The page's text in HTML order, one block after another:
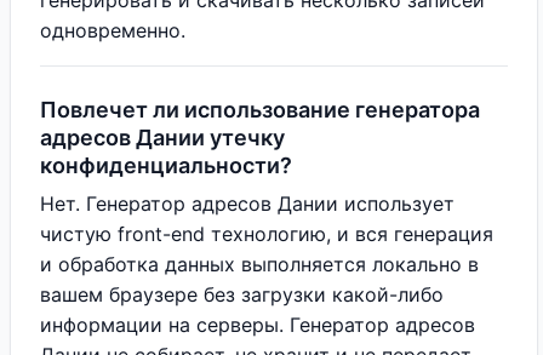
одновременно.
Повлечет ли использование генератора
адресов Дании утечку
конфиденциальности?
Нет. Генератор адресов Дании использует
чистую front-end технологию, и вся генерация
и обработка данных выполняется локально в
вашем браузере без загрузки какой-либо
информации на серверы. Генератор адресов